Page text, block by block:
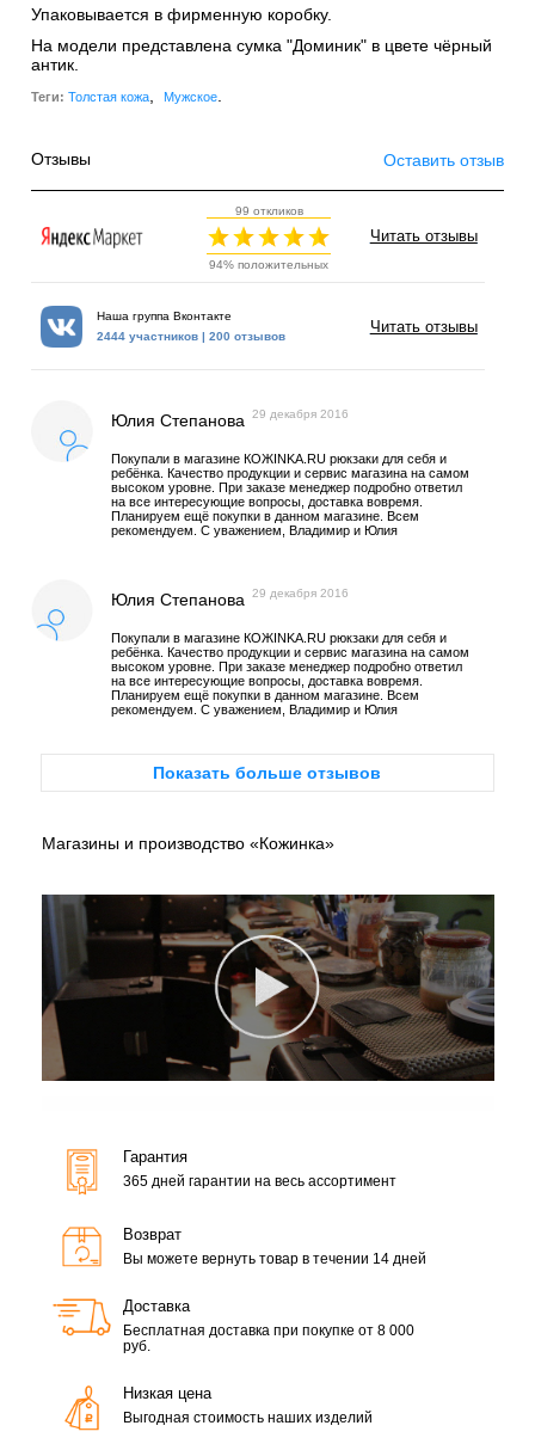
Упаковывается в фирменную коробку.
На модели представлена сумка "Доминик" в цвете чёрный
антик.
Теги: Толстая кожа Мужское.
Отзывы Оставить отзыв
99 откликов
94% положительных
Читать отзывы
Наша группа Вконтакте
2444 участников | 200 отзывов
Читать отзывы
Юлия Степанова 29 декабря 2016
Покупали в магазине КОЖINKA.RU рюкзаки для себя и
ребёнка. Качество продукции и сервис магазина на самом
высоком уровне. При заказе менеджер подробно ответил
на все интересующие вопросы, доставка вовремя.
Планируем ещё покупки в данном магазине. Всем
рекомендуем. С уважением, Владимир и Юлия
Юлия Степанова 29 декабря 2016
Покупали в магазине КОЖINKA.RU рюкзаки для себя и
ребёнка. Качество продукции и сервис магазина на самом
высоком уровне. При заказе менеджер подробно ответил
на все интересующие вопросы, доставка вовремя.
Планируем ещё покупки в данном магазине. Всем
рекомендуем. С уважением, Владимир и Юлия
Показать больше отзывов
Магазины и производство «Кожинка»
Гарантия
365 дней гарантии на весь ассортимент
Возврат
Вы можете вернуть товар в течении 14 дней
Доставка
Бесплатная доставка при покупке от 8 000
руб.
Низкая цена
Выгодная стоимость наших изделий